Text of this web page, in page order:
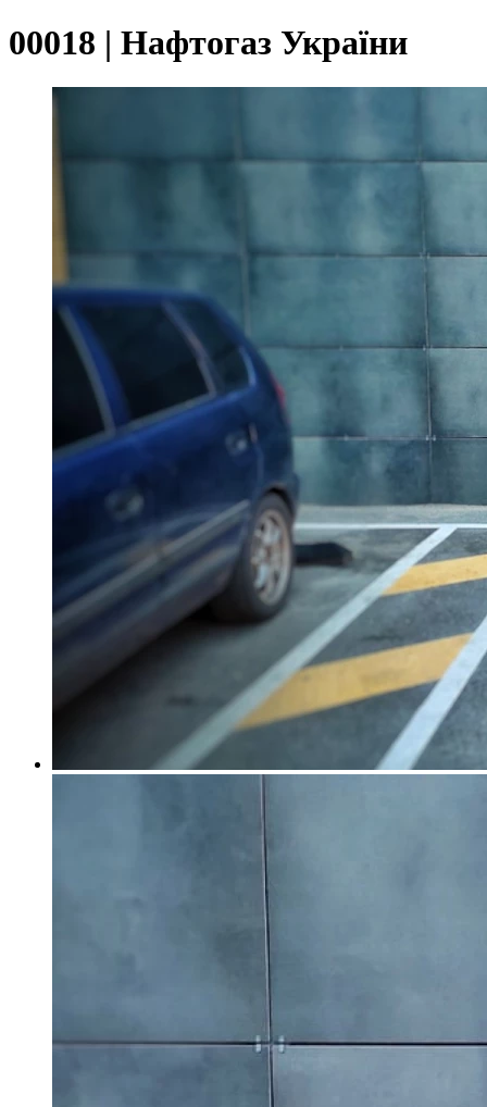
00018 | Нафтогаз України